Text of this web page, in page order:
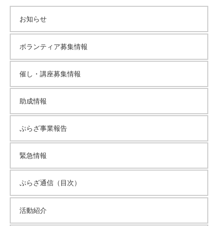
カ
イ
ブ
お知らせ
ボランティア募集情報
催し・講座募集情報
助成情報
ぷらざ事業報告
緊急情報
ぷらざ通信（目次）
活動紹介